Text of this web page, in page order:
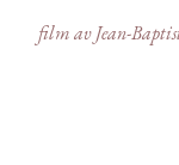
film av Jean-